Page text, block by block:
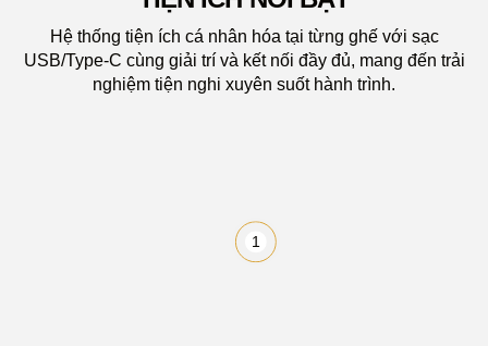
Hệ thống tiện ích cá nhân hóa tại từng ghế với sạc
USB/Type-C cùng giải trí và kết nối đầy đủ, mang đến trải
nghiệm tiện nghi xuyên suốt hành trình.
1